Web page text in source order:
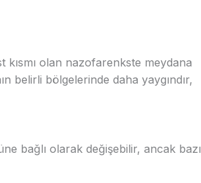
olan nazofarenkste meydana
belirli bölgelerinde daha yaygındır,
bağlı olarak değişebilir, ancak bazı